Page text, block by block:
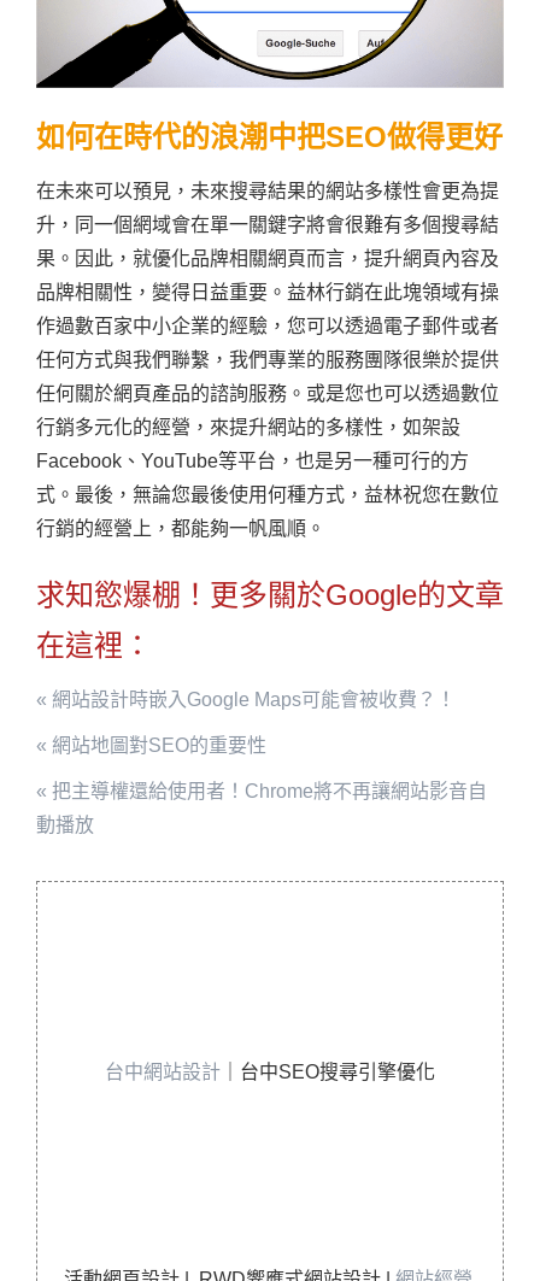
如何在時代的浪潮中把SEO做得更好
在未來可以預見，未來搜尋結果的網站多樣性會更為提
升，同一個網域會在單一關鍵字將會很難有多個搜尋結
果。因此，就優化品牌相關網頁而言，提升網頁內容及
品牌相關性，變得日益重要。益林行銷在此塊領域有操
作過數百家中小企業的經驗，您可以透過電子郵件或者
任何方式與我們聯繫，我們專業的服務團隊很樂於提供
任何關於網頁產品的諮詢服務。或是您也可以透過數位
行銷多元化的經營，來提升網站的多樣性，如架設
Facebook、YouTube等平台，也是另一種可行的方
式。最後，無論您最後使用何種方式，益林祝您在數位
行銷的經營上，都能夠一帆風順。
求知慾爆棚！更多關於Google的文章
在這裡：
« 網站設計時嵌入Google Maps可能會被收費？！
« 網站地圖對SEO的重要性
« 把主導權還給使用者！Chrome將不再讓網站影音自
動播放
台中網站設計 ｜台中SEO搜尋引擎優化